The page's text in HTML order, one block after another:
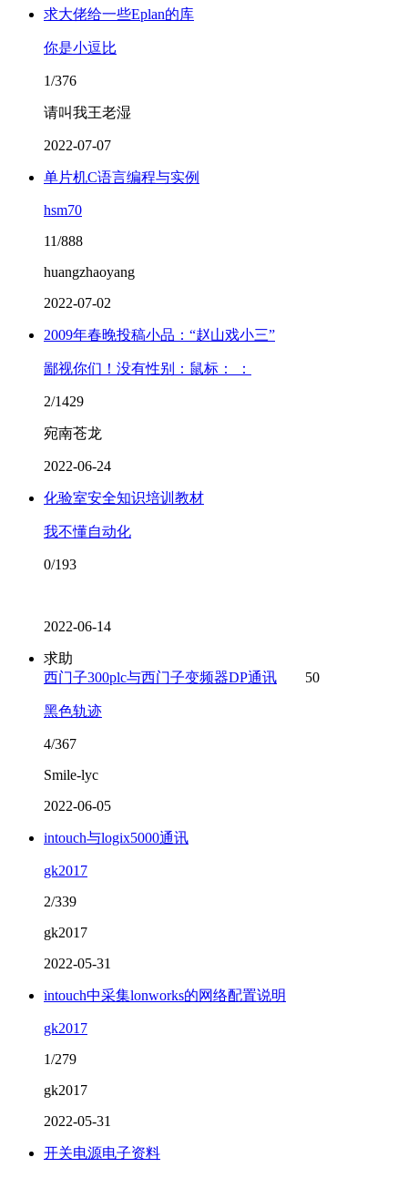
求大佬给一些Eplan的库
你是小逗比
1/376
请叫我王老湿
2022-07-07
单片机C语言编程与实例
hsm70
11/888
huangzhaoyang
2022-07-02
2009年春晚投稿小品：“赵山戏小三”
鄙视你们！没有性别：鼠标： ：
2/1429
宛南苍龙
2022-06-24
化验室安全知识培训教材
我不懂自动化
0/193
2022-06-14
求助
西门子300plc与西门子变频器DP通讯
50
黑色轨迹
4/367
Smile-lyc
2022-06-05
intouch与logix5000通讯
gk2017
2/339
gk2017
2022-05-31
intouch中采集lonworks的网络配置说明
gk2017
1/279
gk2017
2022-05-31
开关电源电子资料